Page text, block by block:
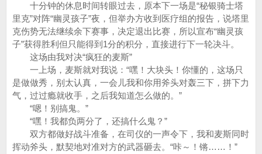
十分钟的休息时间转眼过去，原本下一场是“秘银骑士塔
里克”对阵“幽灵孩子”夜，但举办方收到医疗组的报告，说塔里
克伤势无法继续余下赛事，决定退出比赛，所以宣布“幽灵孩
子”获得胜利但只能得到1分的积分，直接进行下一轮决斗。
这场由我对决“疯狂的麦斯”
一上场，麦斯就对我说：“嘿！大块头！你懂的，这场只
是做做秀，别太认真，一会儿我和你用斧头对轰三下，拼下力
气，过过瘾就收手，之后我知道怎么做的。”
“嗯！别搞鬼。”
“嘿！我都负两分了，还搞什么鬼？”
双方都做好战斗准备，在司仪的一声令下，我和麦斯同时
挥动斧头，默契地对准对方的武器砸去。“咔～！锵……！”